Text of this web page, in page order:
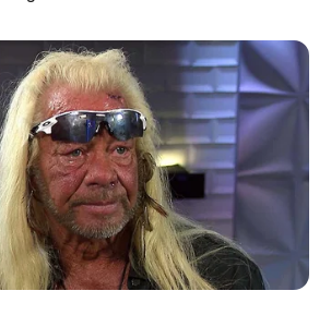
SİYASƏT
Bəxtiyar Aslanbəyli ilə
0